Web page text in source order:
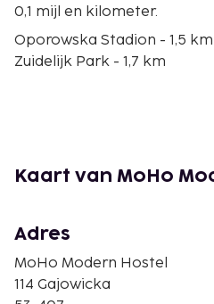
0,1 mijl en kilometer.
Oporowska Stadion - 1,5 km
Zuidelijk Park - 1,7 km
Passage - 2,1 km
Nationaal muziekforum -
Dzielnica Czterech Świątyń
Kerk van Corpus Christi - 2,5
Kathedraal van Sint-Jan de
Kaart van MoHo
Adres
MoHo Modern Hostel
114 Gajowicka